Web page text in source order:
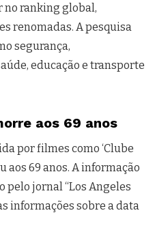
ranking global,
renomadas. A pesquisa
segurança,
educação e transporte
aos 69 anos
por filmes como ‘Clube
aos 69 anos. A informação
pelo jornal “Los Angeles
informações sobre a data